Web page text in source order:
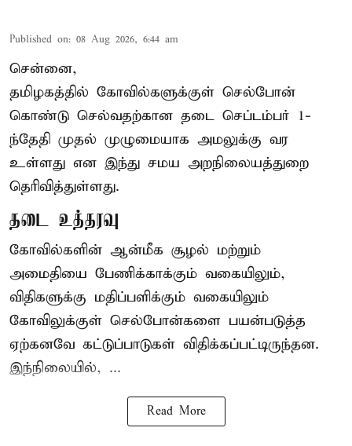
Published on: 08 Aug 2026, 6:44 am
சென்னை,
தமிழகத்தில் கோவில்களுக்குள் செல்போன்
கொண்டு செல்வதற்கான தடை செப்டம்பர் 1-
ந்தேதி முதல் முழுமையாக அமலுக்கு வர
உள்ளது என இந்து சமய அறநிலையத்துறை
தெரிவித்துள்ளது.
தடை உத்தரவு
கோவில்களின் ஆன்மீக சூழல் மற்றும்
அமைதியை பேணிக்காக்கும் வகையிலும்,
விதிகளுக்கு மதிப்பளிக்கும் வகையிலும்
கோவிலுக்குள் செல்போன்களை பயன்படுத்த
ஏற்கனவே கட்டுப்பாடுகள் விதிக்கப்பட்டிருந்தன.
இந்நிலையில், ...
Read More